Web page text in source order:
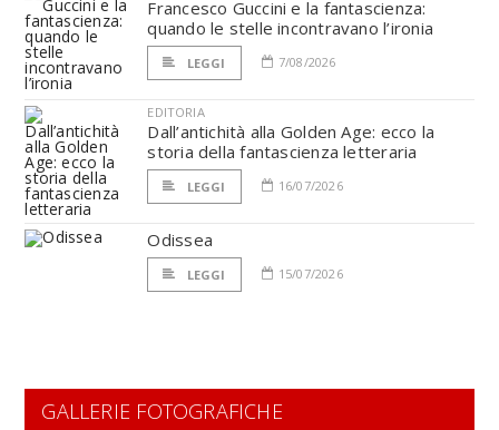
Francesco Guccini e la fantascienza:
quando le stelle incontravano l’ironia
LEGGI 7/08/2026
EDITORIA
Dall’antichità alla Golden Age: ecco la
storia della fantascienza letteraria
LEGGI 16/07/2026
Odissea
LEGGI 15/07/2026
GALLERIE FOTOGRAFICHE